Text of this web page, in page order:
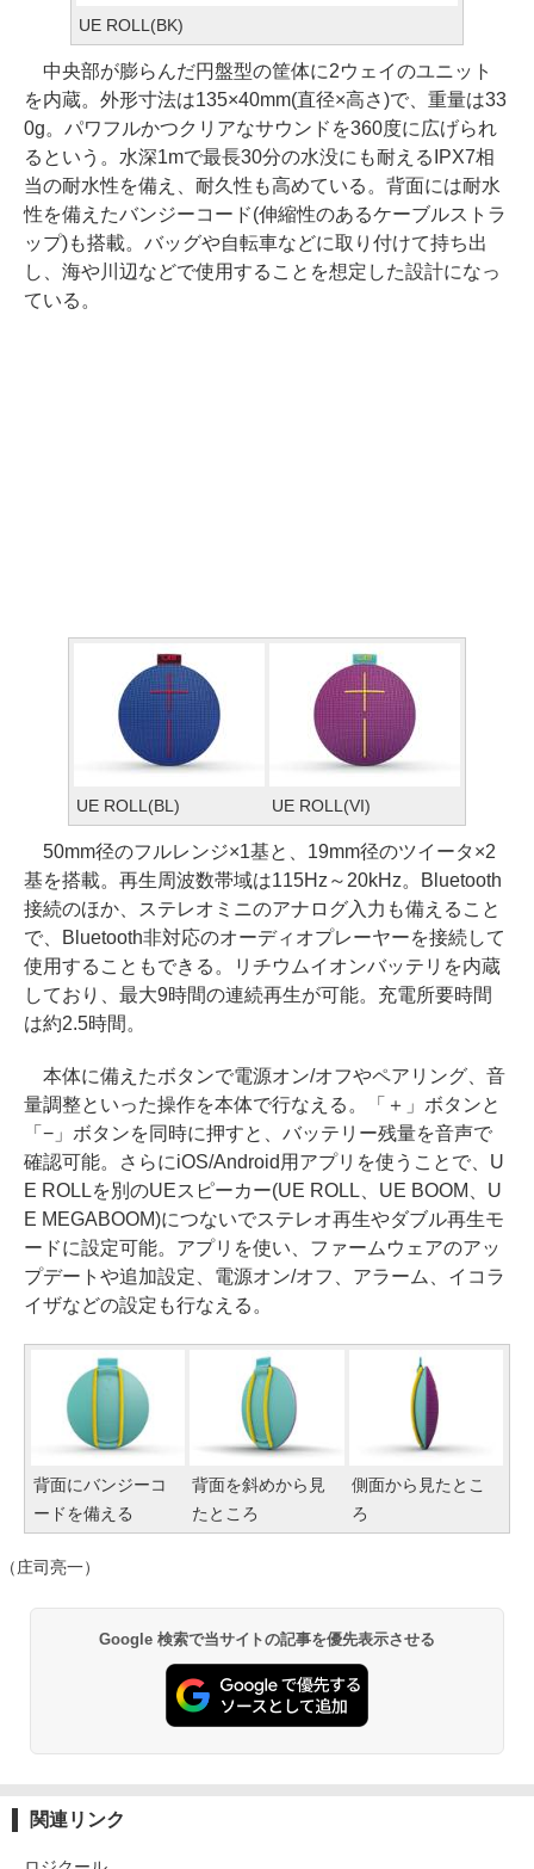
UE ROLL(BK)
中央部が膨らんだ円盤型の筐体に2ウェイのユニット
を内蔵。外形寸法は135×40mm(直径×高さ)で、重量は33
0g。パワフルかつクリアなサウンドを360度に広げられ
るという。水深1mで最長30分の水没にも耐えるIPX7相
当の耐水性を備え、耐久性も高めている。背面には耐水
性を備えたバンジーコード(伸縮性のあるケーブルストラ
ップ)も搭載。バッグや自転車などに取り付けて持ち出
し、海や川辺などで使用することを想定した設計になっ
ている。
UE ROLL(BL) UE ROLL(VI)
50mm径のフルレンジ×1基と、19mm径のツイータ×2
基を搭載。再生周波数帯域は115Hz～20kHz。Bluetooth
接続のほか、ステレオミニのアナログ入力も備えること
で、Bluetooth非対応のオーディオプレーヤーを接続して
使用することもできる。リチウムイオンバッテリを内蔵
しており、最大9時間の連続再生が可能。充電所要時間
は約2.5時間。
本体に備えたボタンで電源オン/オフやペアリング、音
量調整といった操作を本体で行なえる。「＋」ボタンと
「−」ボタンを同時に押すと、バッテリー残量を音声で
確認可能。さらにiOS/Android用アプリを使うことで、U
E ROLLを別のUEスピーカー(UE ROLL、UE BOOM、U
E MEGABOOM)につないでステレオ再生やダブル再生モ
ードに設定可能。アプリを使い、ファームウェアのアッ
プデートや追加設定、電源オン/オフ、アラーム、イコラ
イザなどの設定も行なえる。
背面にバンジーコ
ードを備える
背面を斜めから見
たところ
側面から見たとこ
ろ
（庄司亮一）
Google 検索で当サイトの記事を優先表示させる
関連リンク